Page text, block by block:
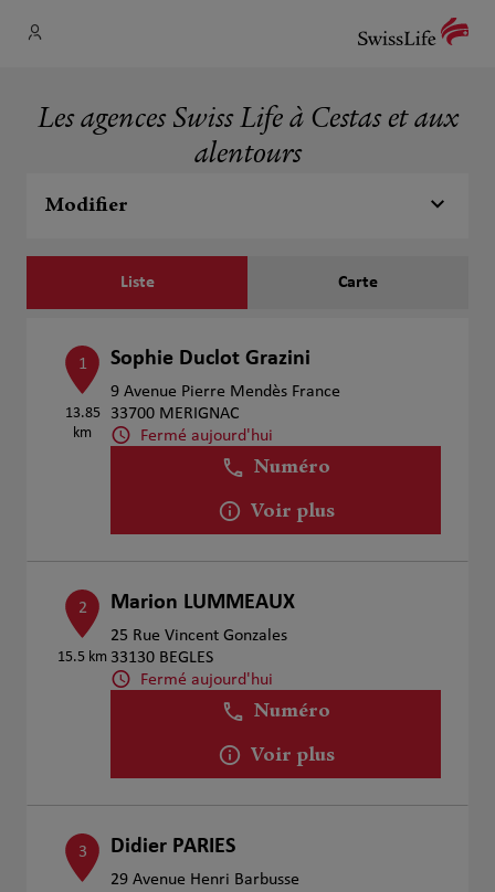
Les agences Swiss Life à Cestas et aux
alentours
Modifier
Liste Carte
1
13.85
km
Sophie Duclot Grazini
9 Avenue Pierre Mendès France
33700 MERIGNAC
Fermé aujourd'hui
Numéro
Voir plus
2
15.5 km
Marion LUMMEAUX
25 Rue Vincent Gonzales
33130 BEGLES
Fermé aujourd'hui
Numéro
Voir plus
3 Didier PARIES
29 Avenue Henri Barbusse